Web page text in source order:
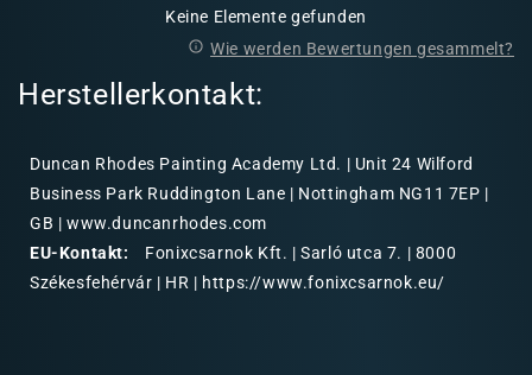
Keine Elemente gefunden
Wie werden Bewertungen gesammelt?
Herstellerkontakt:
Duncan Rhodes Painting Academy Ltd. | Unit 24 Wilford
Business Park Ruddington Lane | Nottingham NG11 7EP |
GB | www.duncanrhodes.com
EU-Kontakt:
Fonixcsarnok Kft. | Sarló utca 7. | 8000
Székesfehérvár | HR | https://www.fonixcsarnok.eu/